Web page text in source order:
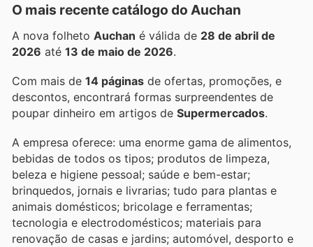
O mais recente catálogo do Auchan
A nova folheto Auchan é válida de 28 de abril de
2026 até 13 de maio de 2026.
Com mais de 14 páginas de ofertas, promoções, e
descontos, encontrará formas surpreendentes de
poupar dinheiro em artigos de Supermercados.
A empresa oferece: uma enorme gama de alimentos,
bebidas de todos os tipos; produtos de limpeza,
beleza e higiene pessoal; saúde e bem-estar;
brinquedos, jornais e livrarias; tudo para plantas e
animais domésticos; bricolage e ferramentas;
tecnologia e electrodomésticos; materiais para
renovação de casas e jardins; automóvel, desporto e